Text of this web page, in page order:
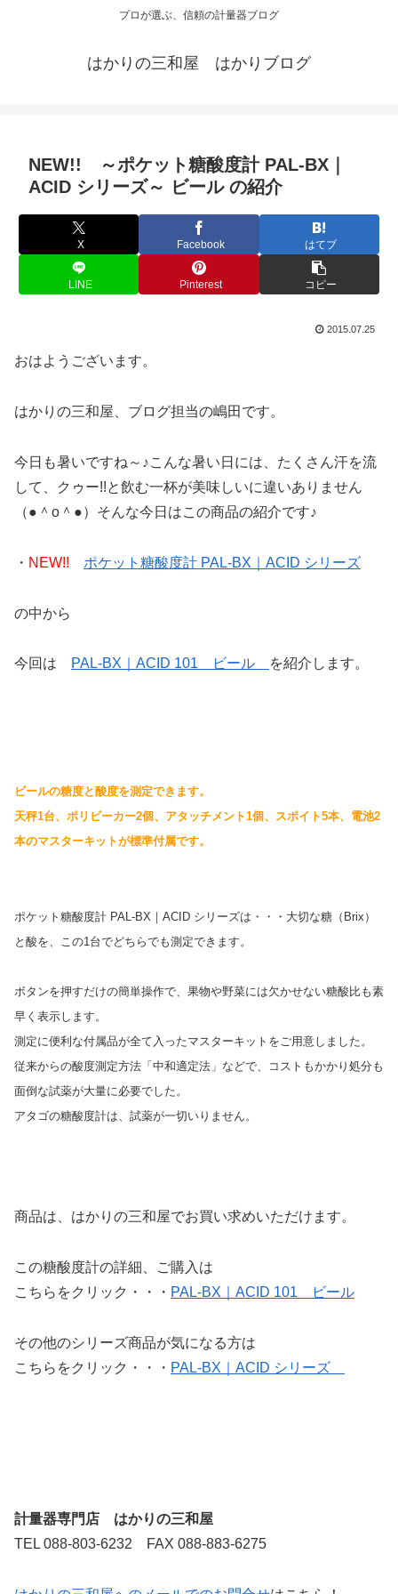
プロが選ぶ、信頼の計量器ブログ
はかりの三和屋 はかりブログ
NEW!! ～ポケット糖酸度計 PAL-BX｜
ACID シリーズ～ ビール の紹介
X Facebook はてブ
LINE Pinterest コピー
2015.07.25
おはようございます。
はかりの三和屋、ブログ担当の嶋田です。
今日も暑いですね～♪こんな暑い日には、たくさん汗を流
して、クゥー!!と飲む一杯が美味しいに違いありません
（●＾o＾●）そんな今日はこの商品の紹介です♪
・ NEW!! ポケット糖酸度計 PAL-BX｜ACID シリーズ
の中から
今回は PAL-BX｜ACID 101 ビール を紹介します。
ビールの糖度と酸度を測定できます。
天秤1台、ポリビーカー2個、アタッチメント1個、スポイト5本、電池2
本のマスターキットが標準付属です。
ポケット糖酸度計 PAL-BX｜ACID シリーズは・・・大切な糖（Brix）
と酸を、この1台でどちらでも測定できます。
ボタンを押すだけの簡単操作で、果物や野菜には欠かせない糖酸比も素
早く表示します。
測定に便利な付属品が全て入ったマスターキットをご用意しました。
従来からの酸度測定方法「中和適定法」などで、コストもかかり処分も
面倒な試薬が大量に必要でした。
アタゴの糖酸度計は、試薬が一切いりません。
商品は、はかりの三和屋でお買い求めいただけます。
この糖酸度計の詳細、ご購入は
こちらをクリック・・・ PAL-BX｜ACID 101 ビール
その他のシリーズ商品が気になる方は
こちらをクリック・・・ PAL-BX｜ACID シリーズ
計量器専門店 はかりの三和屋
TEL 088-803-6232 FAX 088-883-6275